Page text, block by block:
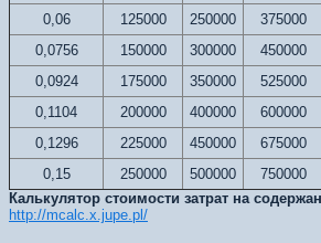
0,06
125000 250000 375000
0,0756
150000 300000 450000
0,0924
175000 350000 525000
0,1104
200000 400000 600000
0,1296
225000 450000 675000
0,15
250000 500000 750000
Калькулятор стоимости затрат на
http://mcalc.x.jupe.pl/